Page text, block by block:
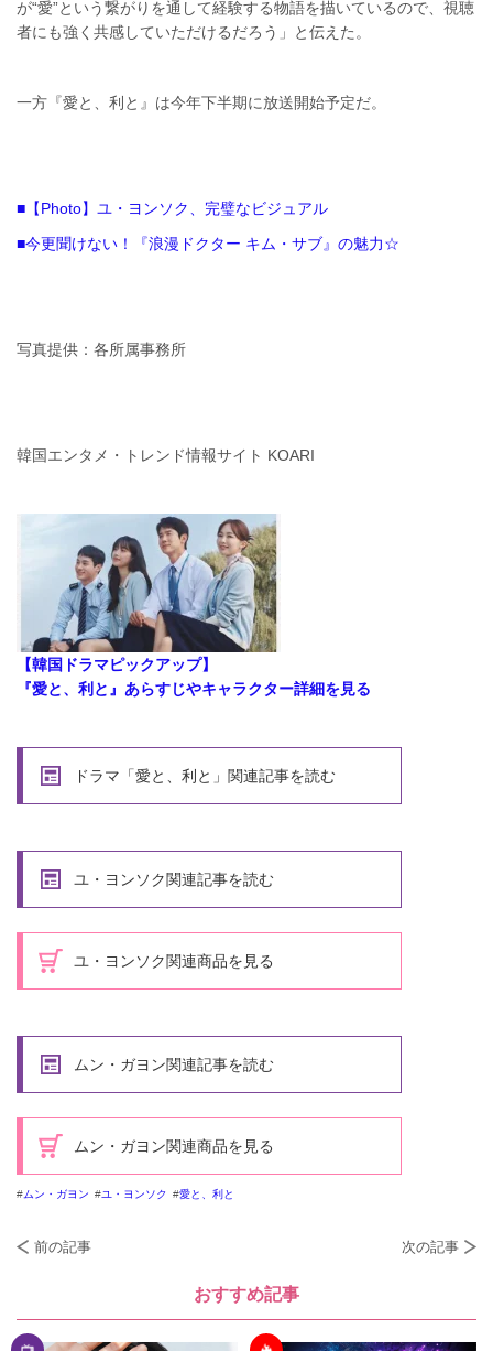
が“愛”という繋がりを通して経験する物語を描いているので、視聴
者にも強く共感していただけるだろう」と伝えた。
一方『愛と、利と』は今年下半期に放送開始予定だ。
■【Photo】ユ・ヨンソク、完璧なビジュアル
■今更聞けない！『浪漫ドクター キム・サブ』の魅力☆
写真提供：各所属事務所
韓国エンタメ・トレンド情報サイト KOARI
【韓国ドラマピックアップ】
『愛と、利と』あらすじやキャラクター詳細を見る
ドラマ「愛と、利と」関連記事を読む
ユ・ヨンソク関連記事を読む
ユ・ヨンソク関連商品を見る
ムン・ガヨン関連記事を読む
ムン・ガヨン関連商品を見る
ムン・ガヨン ユ・ヨンソク 愛と、利と
前の記事 次の記事
おすすめ記事